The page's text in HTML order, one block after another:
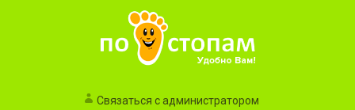
Связаться с администратором